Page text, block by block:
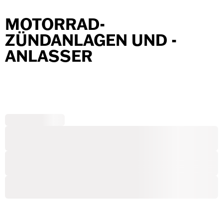
MOTORRAD-
ZÜNDANLAGEN UND -
ANLASSER